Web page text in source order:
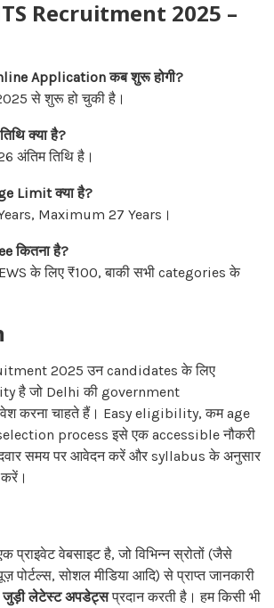
Recruitment 2025 –
Application कब शुरू होगी?
से शुरू हो चुकी है।
क्या है?
अंतिम तिथि है।
Limit क्या है?
Maximum 27 Years।
कितना है?
के लिए ₹100, बाकी सभी categories के
2025 उन candidates के लिए
है जो Delhi की government
करना चाहते हैं। Easy eligibility, कम age
process इसे एक accessible नौकरी
समय पर आवेदन करें और syllabus के अनुसार
वेबसाइट है, जो विभिन्न स्रोतों (जैसे
पोर्टल्स, सोशल मीडिया आदि) से प्राप्त जानकारी
जुड़ी लेटेस्ट अपडेट्सप्रदान करती है। हम किसी भी